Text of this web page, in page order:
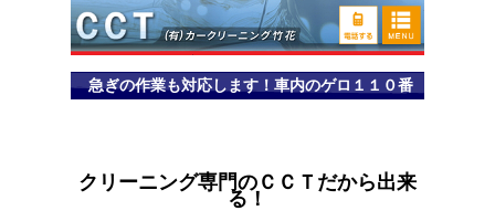
急ぎの作業も対応します！車内のゲロ１１０番
クリーニング専門のＣＣＴだから出来
る！